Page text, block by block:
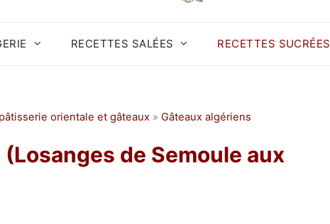
RECETTES SALÉES RECETTES SUCRÉES
orientale et gâteaux » Gâteaux algériens
de Semoule aux